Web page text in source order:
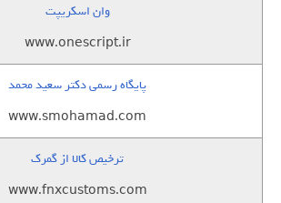
وان اسکریپت
www.onescript.ir
پایگاه رسمی دکتر سعید محمد
www.smohamad.com
ترخیص کالا از گمرک
www.fnxcustoms.com